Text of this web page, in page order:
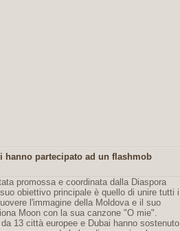
partecipato ad un flashmob
promossa e coordinata dalla Diaspora
obiettivo principale è quello di unire tutti i
l'immagine della Moldova e il suo
Moon con la sua canzone "O mie".
13 città europee e Dubai hanno sostenuto